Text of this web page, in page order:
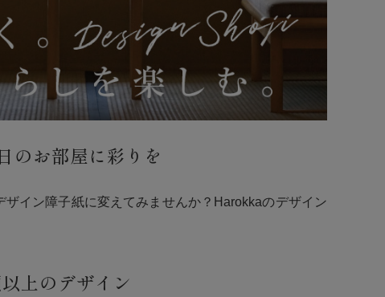
のお部屋に彩りを
イン障子紙に変えてみませんか？Harokkaのデザイン
上のデザイン